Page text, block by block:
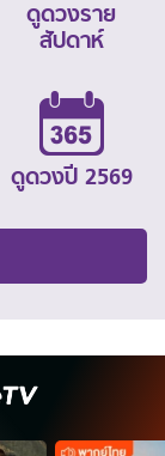
ดูดวงราย
สัปดาห์
ดูดวงปี 2569